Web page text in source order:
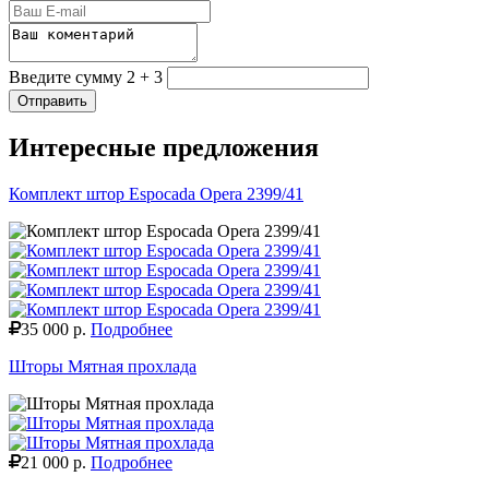
Введите сумму 2 + 3
Отправить
Интересные предложения
Комплект штор Espocada Opera 2399/41
35 000 р. Подробнее
Шторы Мятная прохлада
21 000 р. Подробнее